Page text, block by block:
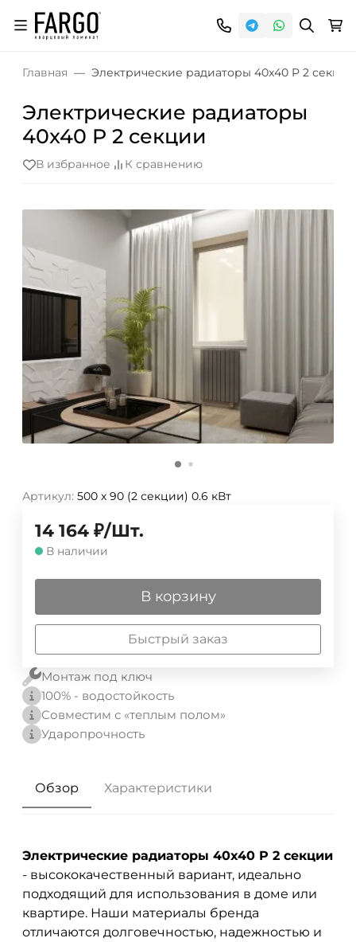
Главная Электрические радиаторы 40x40 P 2 секции
Электрические радиаторы
40x40 P 2 секции
В избранное К сравнению
Артикул: 500 х 90 (2 секции) 0.6 кВт
14 164 ₽/Шт.
В наличии
В корзину
Быстрый заказ
Монтаж под ключ
100% - водостойкость
Совместим с «теплым полом»
Ударопрочность
Обзор Характеристики
Электрические радиаторы 40x40 P 2 секции
- высококачественный вариант, идеально
подходящий для использования в доме или
квартире. Наши материалы бренда
отличаются долговечностью, надежностью и